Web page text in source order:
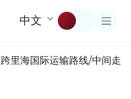
中文
跨里海国际运输路线/中间走廊